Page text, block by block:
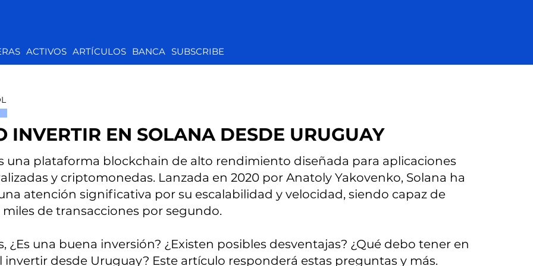
ACTIVOS ARTÍCULOS BANCA SUBSCRIBE
INVERTIR EN SOLANA DESDE URUGUAY
una plataforma blockchain de alto rendimiento diseñada para aplicaciones
y criptomonedas. Lanzada en 2020 por Anatoly Yakovenko, Solana ha
atención significativa por su escalabilidad y velocidad, siendo capaz de
de transacciones por segundo.
¿Es una buena inversión? ¿Existen posibles desventajas? ¿Qué debo tener en
invertir desde Uruguay? Este artículo responderá estas preguntas y más.